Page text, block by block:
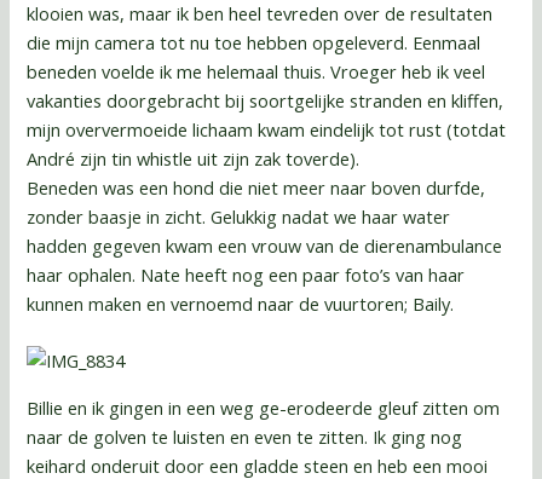
klooien was, maar ik ben heel tevreden over de resultaten
die mijn camera tot nu toe hebben opgeleverd. Eenmaal
beneden voelde ik me helemaal thuis. Vroeger heb ik veel
vakanties doorgebracht bij soortgelijke stranden en kliffen,
mijn oververmoeide lichaam kwam eindelijk tot rust (totdat
André zijn tin whistle uit zijn zak toverde).
Beneden was een hond die niet meer naar boven durfde,
zonder baasje in zicht. Gelukkig nadat we haar water
hadden gegeven kwam een vrouw van de dierenambulance
haar ophalen. Nate heeft nog een paar foto’s van haar
kunnen maken en vernoemd naar de vuurtoren; Baily.
Billie en ik gingen in een weg ge-erodeerde gleuf zitten om
naar de golven te luisten en even te zitten. Ik ging nog
keihard onderuit door een gladde steen en heb een mooi